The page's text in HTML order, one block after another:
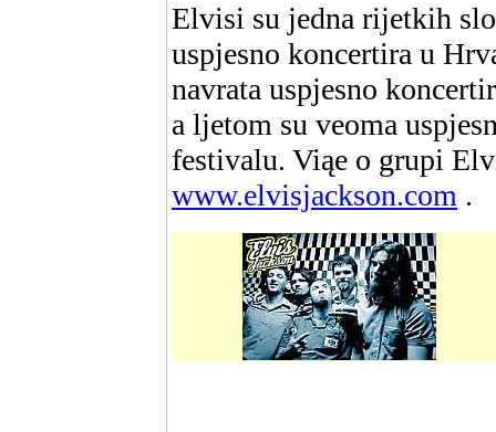
Elvisi su jedna rijetkih
uspjesno koncertira u
navrata uspjesno
a ljetom su veoma
festivalu. Viąe o grupi
www.elvisjackson.com .